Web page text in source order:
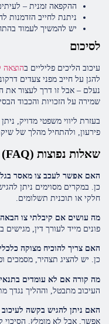
ההקפאה זמנית –
ניתנת לחייב הזדמנות
יש להמשיך לעמוד
לסיכום
עיכוב הליכים פליליים בהוצאה
להגן על חייב מפני צעדים
נעלם – אבל זו דרך לעצור את
שמירה על הזכויות והכבוד
בעזרת ליווי משפטי מדויק,
פירעון, ולהתחיל מהלך של
שאלות נפוצות (FAQ)
האם אפשר לעכב צו מאסר
כן. במקרים מסוימים ניתן
חלקי או תוכנית תשלומים.
מה עושים אם קיבלתי צו
פונים מייד לעורך דין,
האם צריך להוכיח מצוקה
כן. יש להציג תצהיר, מסמכים
מה קורה אם לא עומדים בתנאי
העיכוב מתבטל, וההליך נגדך
האם ניתן להגיש בקשה לעיכוב
אפשר, אבל לא מומלץ. הסיכוי